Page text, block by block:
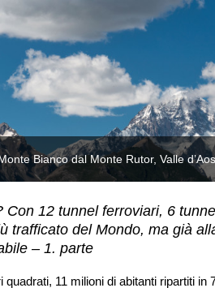
Con 12 tunnel ferroviari, 6
trafficato del Mondo, ma già
– 1. parte
quadrati, 11 milioni di abitanti ripartiti